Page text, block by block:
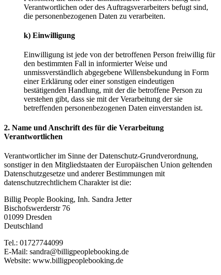
Verantwortlichen oder des Auftragsverarbeiters befugt sind,
die personenbezogenen Daten zu verarbeiten.
k) Einwilligung
Einwilligung ist jede von der betroffenen Person freiwillig für
den bestimmten Fall in informierter Weise und
unmissverständlich abgegebene Willensbekundung in Form
einer Erklärung oder einer sonstigen eindeutigen
bestätigenden Handlung, mit der die betroffene Person zu
verstehen gibt, dass sie mit der Verarbeitung der sie
betreffenden personenbezogenen Daten einverstanden ist.
2. Name und Anschrift des für die Verarbeitung
Verantwortlichen
Verantwortlicher im Sinne der Datenschutz-Grundverordnung,
sonstiger in den Mitgliedstaaten der Europäischen Union geltenden
Datenschutzgesetze und anderer Bestimmungen mit
datenschutzrechtlichem Charakter ist die:
Billig People Booking, Inh. Sandra Jetter
Bischofswerderstr 76
01099 Dresden
Deutschland
Tel.: 01727744099
E-Mail: sandra@billigpeoplebooking.de
Website: www.billigpeoplebooking.de